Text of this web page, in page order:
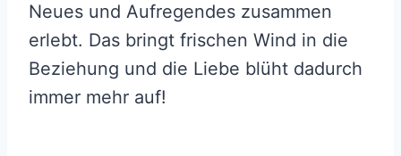
Neues und Aufregendes zusammen
erlebt. Das bringt frischen Wind in die
Beziehung und die Liebe blüht dadurch
immer mehr auf!